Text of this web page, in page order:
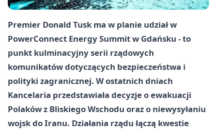
Premier Donald Tusk ma w planie udział w
PowerConnect Energy Summit w Gdańsku - to
punkt kulminacyjny serii rządowych
komunikatów dotyczących bezpieczeństwa i
polityki zagranicznej. W ostatnich dniach
Kancelaria przedstawiała decyzje o ewakuacji
Polaków z Bliskiego Wschodu oraz o niewysyłaniu
wojsk do Iranu. Działania rządu łączą kwestie